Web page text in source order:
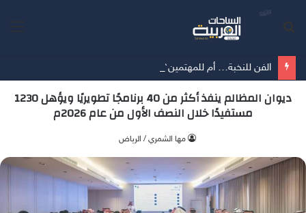
الفن للنخبة… أم للمهتمين؟ بقلم الأستاذة / ماريا الخنيزي
ديوان المظالم ينفذ أكثر من 40 برنامجًا تطويريًا ويؤهل 1230
مستفيدًا خلال النصف الأول من عام 2026م
‫مها الشمري / الرياض